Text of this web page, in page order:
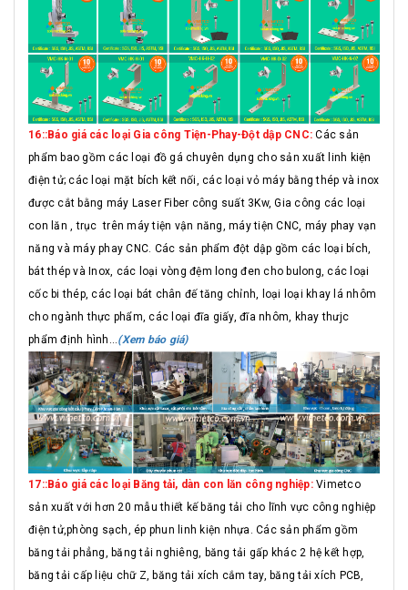
16::Báo giá các loại Gia công Tiện-Phay-Đột dập CNC: Các sản
phẩm bao gồm các loại đồ gá chuyên dụng cho sản xuất linh kiện
điện tử; các loại mặt bích kết nối, các loại vỏ máy bằng thép và inox
được cắt bằng máy Laser Fiber công suất 3Kw, Gia công các loại
con lăn , trục trên máy tiện vận năng, máy tiện CNC, máy phay vạn
năng và máy phay CNC. Các sản phẩm đột dập gồm các loại bích,
bát thép và Inox, các loại vòng đệm long đen cho bulong, các loại
cốc bi thép, các loại bát chân đế tăng chỉnh, loại loại khay lá nhôm
cho ngành thực phẩm, các loại đĩa giấy, đĩa nhôm, khay thưjc
phẩm định hình...(Xem báo giá)
17::Báo giá các loại Băng tải, dàn con lăn công nghiệp:Vimetco
sản xuất với hơn 20 mẫu thiết kế băng tải cho lĩnh vực công nghiệp
điện tử,phòng sạch, ép phun linh kiện nhựa. Các sản phẩm gồm
băng tải phẳng, băng tải nghiêng, băng tải gấp khác 2 hệ kết hợp,
băng tải cấp liệu chữ Z, băng tải xích cắm tay, băng tải xích PCB,